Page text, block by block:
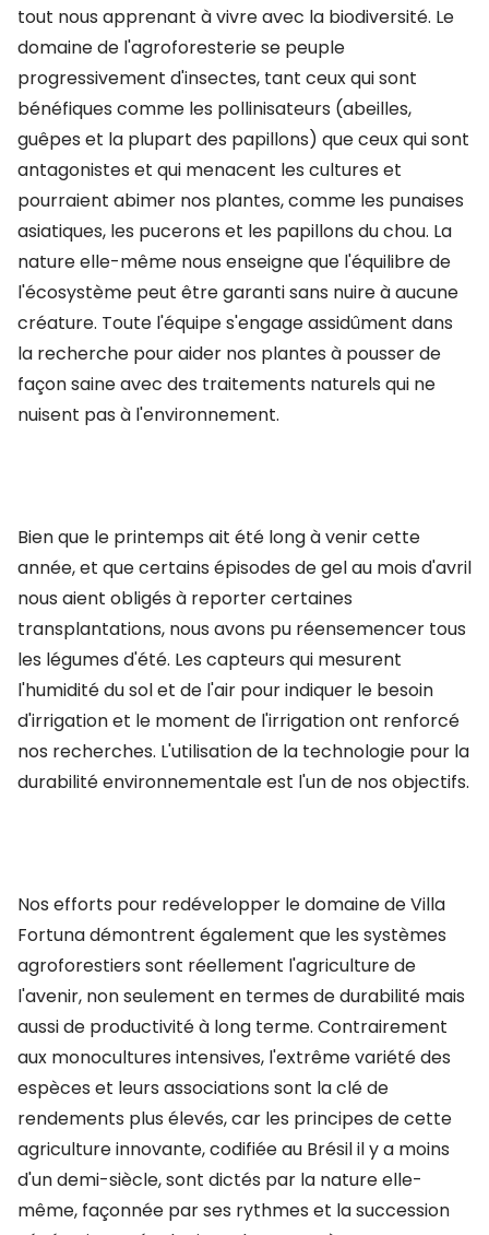
tout nous apprenant à vivre avec la biodiversité. Le
domaine de l'agroforesterie se peuple
progressivement d'insectes, tant ceux qui sont
bénéfiques comme les pollinisateurs (abeilles,
guêpes et la plupart des papillons) que ceux qui sont
antagonistes et qui menacent les cultures et
pourraient abimer nos plantes, comme les punaises
asiatiques, les pucerons et les papillons du chou. La
nature elle-même nous enseigne que l'équilibre de
l'écosystème peut être garanti sans nuire à aucune
créature. Toute l'équipe s'engage assidûment dans
la recherche pour aider nos plantes à pousser de
façon saine avec des traitements naturels qui ne
nuisent pas à l'environnement.
Bien que le printemps ait été long à venir cette
année, et que certains épisodes de gel au mois d'avril
nous aient obligés à reporter certaines
transplantations, nous avons pu réensemencer tous
les légumes d'été. Les capteurs qui mesurent
l'humidité du sol et de l'air pour indiquer le besoin
d'irrigation et le moment de l'irrigation ont renforcé
nos recherches. L'utilisation de la technologie pour la
durabilité environnementale est l'un de nos objectifs.
Nos efforts pour redévelopper le domaine de Villa
Fortuna démontrent également que les systèmes
agroforestiers sont réellement l'agriculture de
l'avenir, non seulement en termes de durabilité mais
aussi de productivité à long terme. Contrairement
aux monocultures intensives, l'extrême variété des
espèces et leurs associations sont la clé de
rendements plus élevés, car les principes de cette
agriculture innovante, codifiée au Brésil il y a moins
d'un demi-siècle, sont dictés par la nature elle-
même, façonnée par ses rythmes et la succession